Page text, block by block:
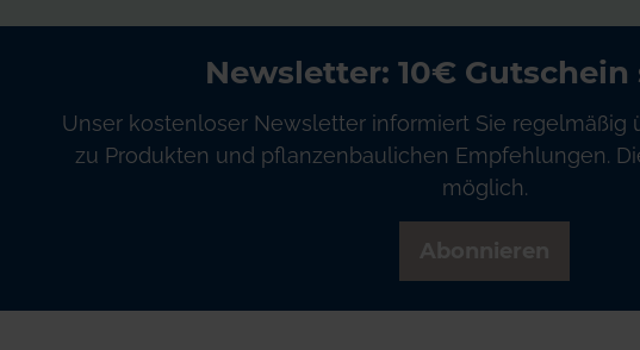
Newsletter: 10€ Gutschein
Unser kostenloser Newsletter informiert Sie regelmäßig
zu Produkten und pflanzenbaulichen Empfehlungen.
möglich.